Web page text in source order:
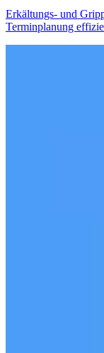
Erkältungs- und
Terminplanung